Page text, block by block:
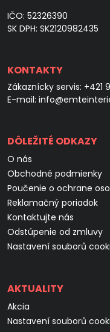
IČO: 52326390
SK DPH: SK2120982435
KONTAKTY
Zákaznícky servis: +421
E-mail:
DÔLEŽITÉ ODKAZY
O nás
Obchodné podmienky
Poučenie o ochrane
Reklamačný poriadok
Kontaktujte nás
Odstúpenie od zmluvy
Nastavení souborů
AKTUALITY
Akcia
Nastavení souborů